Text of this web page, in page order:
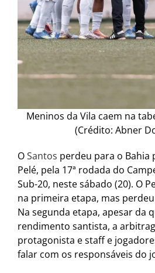
Meninos da Vila caem na
(Crédito: Abner
OSantos perdeu para o Bahia
Pelé, pela 17ª rodada do
Sub-20, neste sábado (20). O
na primeira etapa, mas
Na segunda etapa, apesar da
rendimento santista, a
protagonista e staff e
falar com os responsáveis do